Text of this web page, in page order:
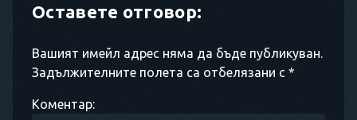
Оставете отговор:
Вашият имейл адрес няма да бъде публикуван.
Задължителните полета са отбелязани с *
Коментар: